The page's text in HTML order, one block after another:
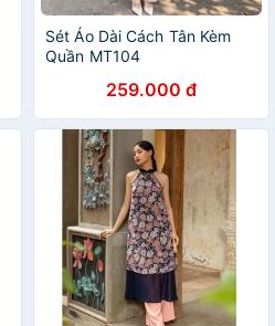
Sét Áo Dài Cách Tân Kèm
Quần MT104
259.000 đ